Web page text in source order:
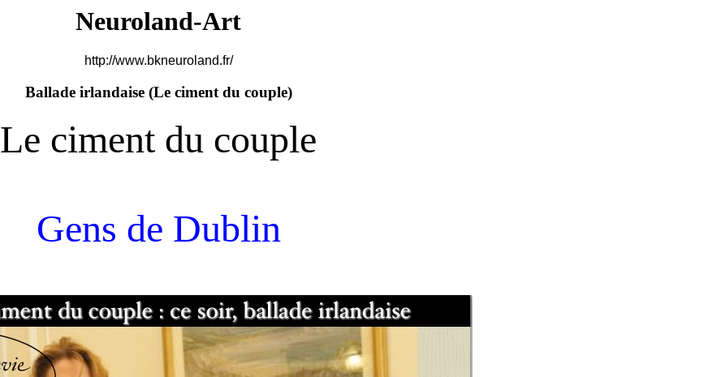
Neuroland-Art
http://www.bkneuroland.fr/
Ballade irlandaise (Le ciment du couple)
Le ciment du couple
Gens de Dublin